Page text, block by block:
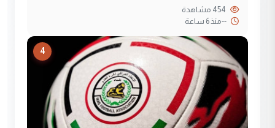
--منذ 6 ساعة
4